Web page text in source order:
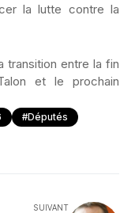
la lutte contre la
transition entre la fin
et le prochain
#députés
SUIVANT